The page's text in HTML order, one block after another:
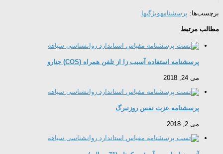
برچسب‌ها: پرسشنامهویژگیها
مطالب مرتبط
پرسشنامه استفاده آسیب زا از تلفن همراه (COS) جنارو
می 24, 2018
پرسشنامه عزت نفس روزنبرگ
می 2, 2018